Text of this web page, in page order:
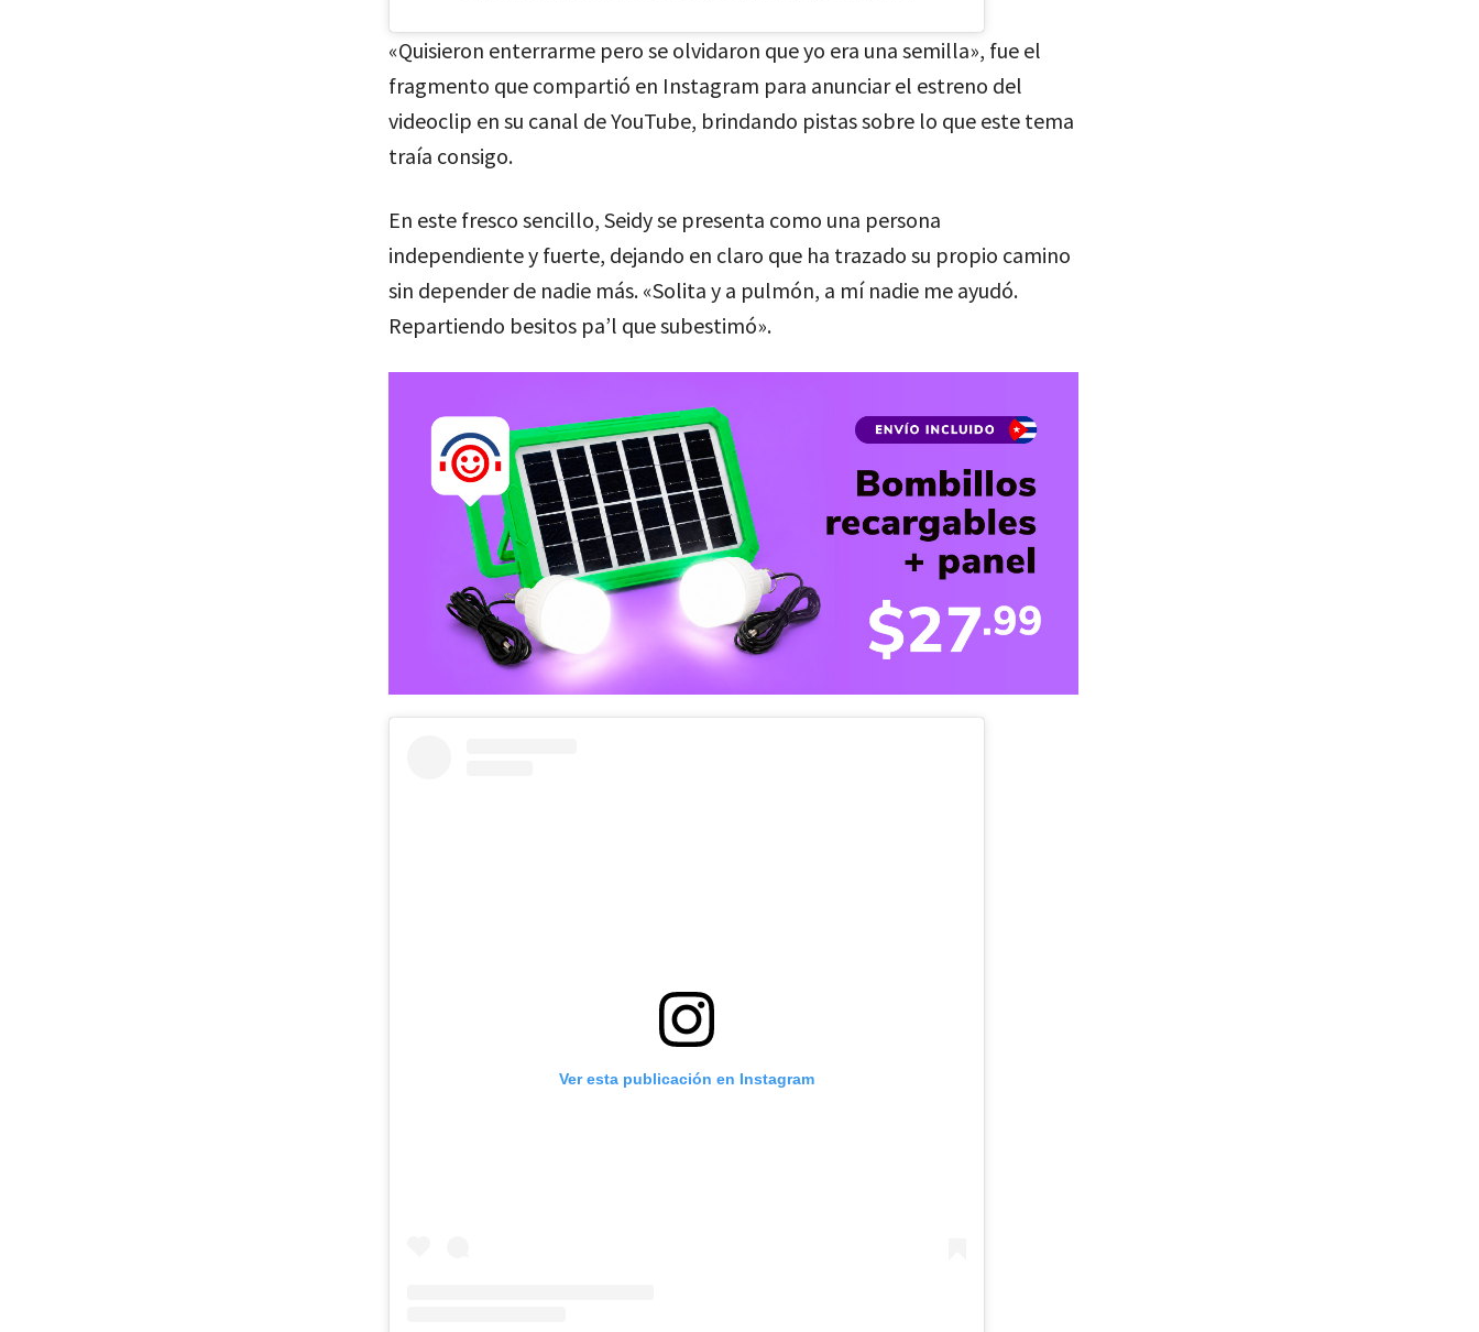
«Quisieron enterrarme pero se olvidaron que yo era una semilla», fue el
fragmento que compartió en Instagram para anunciar el estreno del
videoclip en su canal de YouTube, brindando pistas sobre lo que este tema
traía consigo.
En este fresco sencillo, Seidy se presenta como una persona
independiente y fuerte, dejando en claro que ha trazado su propio camino
sin depender de nadie más. «Solita y a pulmón, a mí nadie me ayudó.
Repartiendo besitos pa’l que subestimó».
Ver esta publicación en Instagram